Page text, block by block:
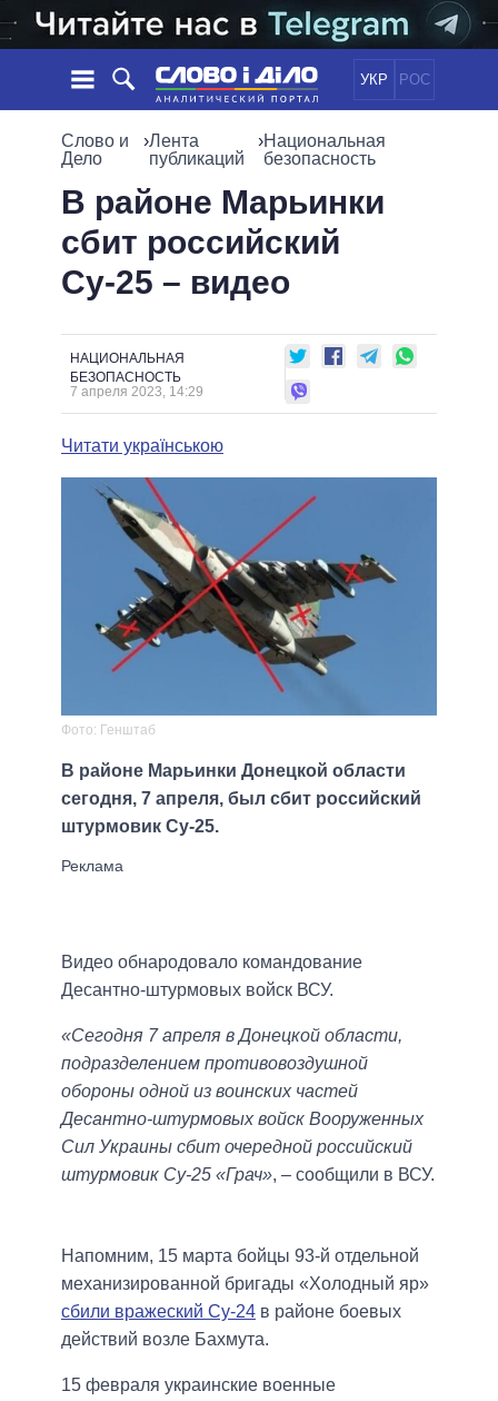
УКР РОС
НОВОСТИ
ЛЕНТА
СОБЫТИЯ
СТАТЬИ
МНЕНИЯ
ДАЙДЖЕСТЫ
ЭКОНОМИКА
ОБЩЕСТВО
МИР
ОБЕЩАНИЯ
ПОЛИТИКИ
ВСЕ ПОЛИТИКИ
ВЕРХОВНАЯ РАДА
КАБИНЕТ МИНИСТРОВ
ГЛАВЫ ОБЛАДМИНИСТРАЦИЙ
МЭРЫ
ВСЕ ПЕРСОНЫ
ИНФОГРАФИКА
ВИДЕО
ПОДДЕРЖАТЬ
СРАВНЕНИЕ ПОЛИТИКОВ
Слово и
Дело
›Лента
публикаций
›Национальная
безопасность
В районе Марьинки
сбит российский
Су-25 – видео
НАЦИОНАЛЬНАЯ
БЕЗОПАСНОСТЬ
7 апреля 2023, 14:29
Читати українською
Фото: Генштаб
В районе Марьинки Донецкой области
сегодня, 7 апреля, был сбит российский
штурмовик Су-25.
Видео обнародовало командование
Десантно-штурмовых войск ВСУ.
«Сегодня 7 апреля в Донецкой области,
подразделением противовоздушной
обороны одной из воинских частей
Десантно-штурмовых войск Вооруженных
Сил Украины сбит очередной российский
штурмовик Су-25 «Грач», – сообщили в ВСУ.
Напомним, 15 марта бойцы 93-й отдельной
механизированной бригады «Холодный яр»
сбили вражеский Су-24 в районе боевых
действий возле Бахмута.
15 февраля украинские военные